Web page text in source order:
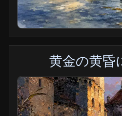
黄金の黄昏